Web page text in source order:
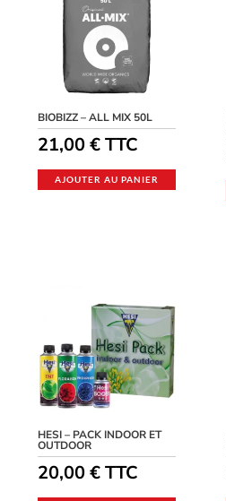
BIOBIZZ – ALL MIX 50L
21,00€ TTC
AJOUTER AU PANIER
HESI – PACK INDOOR ET
OUTDOOR
20,00€ TTC